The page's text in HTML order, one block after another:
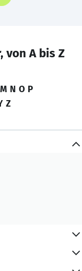
von A bis Z
M N O P
Z